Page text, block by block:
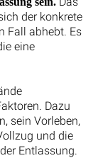
der konkrete
Fall abhebt. Es
eine
Dazu
sein Vorleben,
und die
Entlassung.